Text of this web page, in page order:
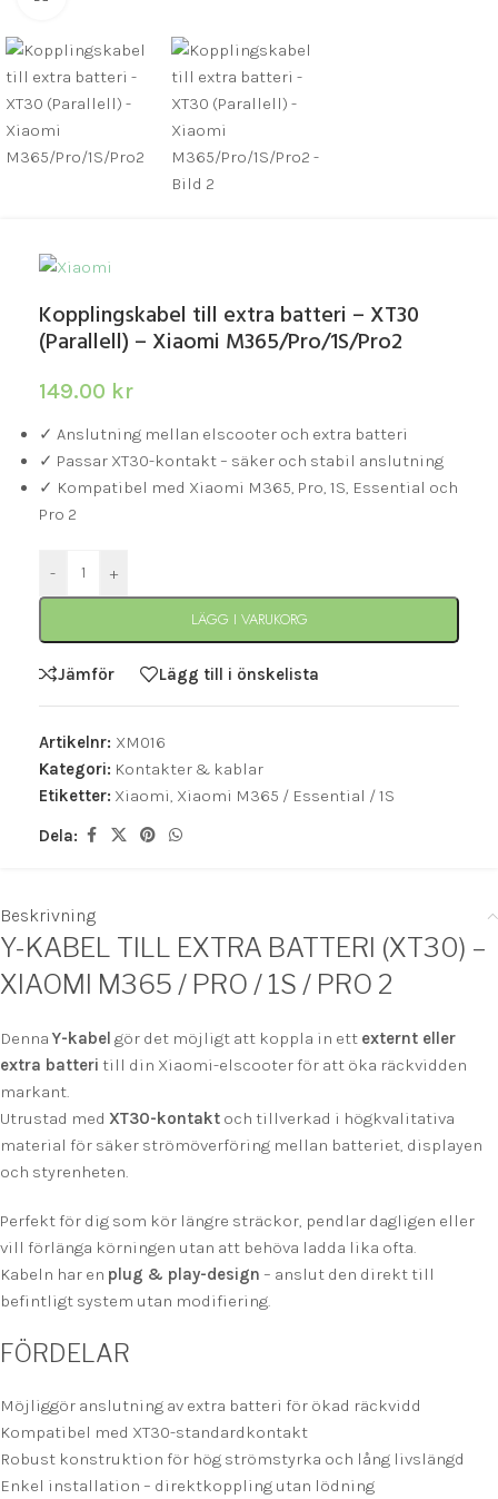
Kopplingskabel till extra batteri – XT30
(Parallell) – Xiaomi M365/Pro/1S/Pro2
149.00 kr
✓ Anslutning mellan elscooter och extra batteri
✓ Passar XT30-kontakt – säker och stabil anslutning
✓ Kompatibel med Xiaomi M365, Pro, 1S, Essential och
Pro 2
- +
LÄGG I VARUKORG
Jämför Lägg till i önskelista
Artikelnr: XM016
Kategori: Kontakter & kablar
Etiketter: Xiaomi, Xiaomi M365 / Essential / 1S
Dela:
Beskrivning
Y-KABEL TILL EXTRA BATTERI (XT30) –
XIAOMI M365 / PRO / 1S / PRO 2
Denna Y-kabel gör det möjligt att koppla in ett externt eller
extra batteri till din Xiaomi-elscooter för att öka räckvidden
markant.
Utrustad med XT30-kontakt och tillverkad i högkvalitativa
material för säker strömöverföring mellan batteriet, displayen
och styrenheten.
Perfekt för dig som kör längre sträckor, pendlar dagligen eller
vill förlänga körningen utan att behöva ladda lika ofta.
Kabeln har en plug & play-design – anslut den direkt till
befintligt system utan modifiering.
FÖRDELAR
Möjliggör anslutning av extra batteri för ökad räckvidd
Kompatibel med XT30-standardkontakt
Robust konstruktion för hög strömstyrka och lång livslängd
Enkel installation – direktkoppling utan lödning